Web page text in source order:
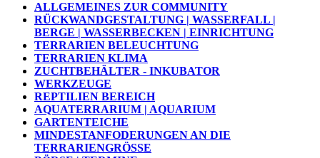
ALLGEMEINES ZUR COMMUNITY
RÜCKWANDGESTALTUNG | WASSERFALL |
BERGE | WASSERBECKEN | EINRICHTUNG
TERRARIEN BELEUCHTUNG
TERRARIEN KLIMA
ZUCHTBEHÄLTER - INKUBATOR
WERKZEUGE
REPTILIEN BEREICH
AQUATERRARIUM | AQUARIUM
GARTENTEICHE
MINDESTANFODERUNGEN AN DIE
TERRARIENGRÖSSE